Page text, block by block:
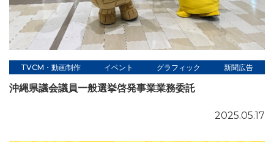
TVCM・動画制作 イベント グラフィック 新聞広告
沖縄県議会議員⼀般選挙啓発事業業務委託
2025.05.17